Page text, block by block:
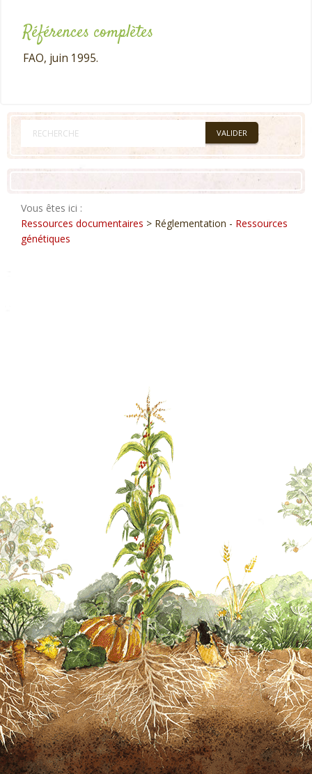
Références complètes
FAO, juin 1995.
Vous êtes ici :
Ressources documentaires > Réglementation - Ressources
génétiques